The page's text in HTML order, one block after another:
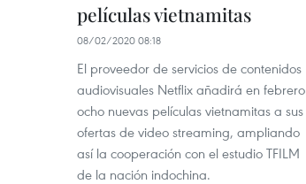
películas vietnamitas
08/02/2020 08:18
El proveedor de servicios de contenidos
audiovisuales Netflix añadirá en febrero
ocho nuevas películas vietnamitas a sus
ofertas de video streaming, ampliando
así la cooperación con el estudio TFILM
de la nación indochina.